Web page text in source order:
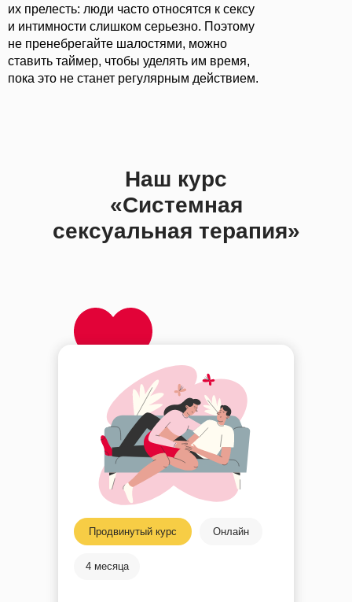
их прелесть: люди часто относятся к сексу
и интимности слишком серьезно. Поэтому
не пренебрегайте шалостями, можно
ставить таймер, чтобы уделять им время,
пока это не станет регулярным действием.
Наш курс
«Системная
сексуальная терапия»
Онлайн
4 месяца
Продвинутый курс